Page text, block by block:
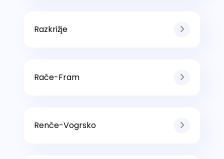
Razkrižje
Rače-Fram
Renče-Vogrsko